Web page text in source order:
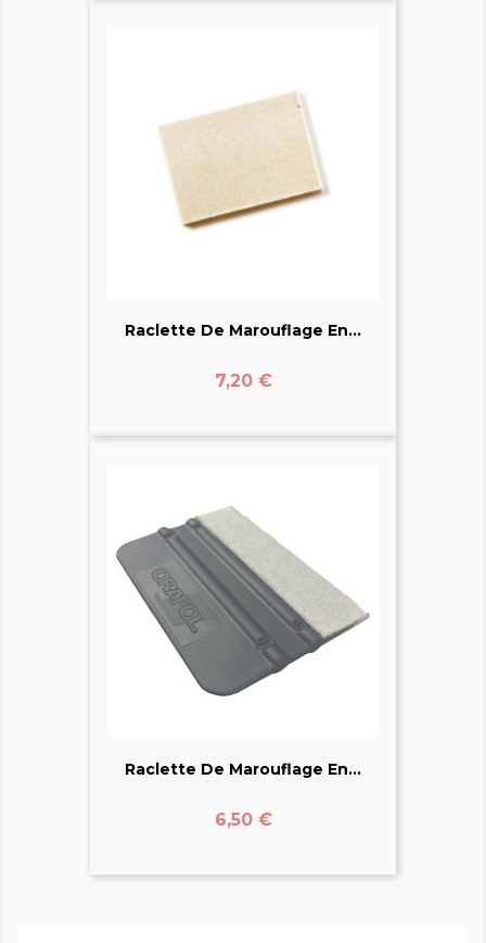
Raclette De Marouflage En...
Prix
7,20 €
Raclette De Marouflage En...
Prix
6,50 €